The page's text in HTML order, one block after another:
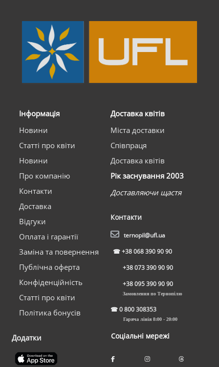
Інформація
Новини
Статті про квіти
Новини
Про компанію
Контакти
Доставка
Відгуки
Оплата і гарантії
Заміна та повернення
Публічна оферта
Конфіденційність
Статті про квіти
Політика бонусів
Додатки
Доставка квітів
Міста доставки
Співпраця
Доставка квітів
Рік заснування 2003
Доставляючи щастя
Контакти
ternopil@ufl.ua
☎+38 068 390 90 90
+38 073 390 90 90
+38 095 390 90 90
Замовлення по Тернопілю
☎0 800 308353
Гаряча лінія 8:00 - 20:00
Соціальні мережі